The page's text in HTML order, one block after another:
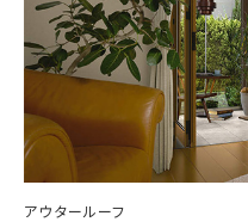
アウタールーフ